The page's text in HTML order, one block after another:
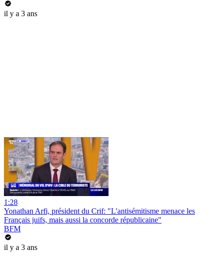
il y a 3 ans
1:28
Yonathan Arfi, président du Crif: "L'antisémitisme menace les
Français juifs, mais aussi la concorde républicaine"
BFM
il y a 3 ans